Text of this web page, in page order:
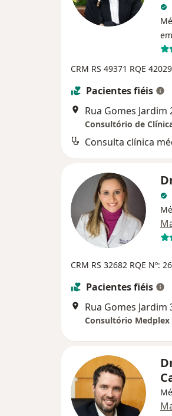
CRM RS 49371 RQE 42029
Pacientes fiéis
Consultório de
Consulta clínica
CRM RS 32682 RQE Nº:
Pacientes fiéis
Consultório Medplex